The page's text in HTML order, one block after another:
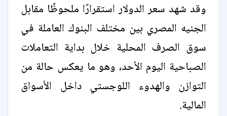
وقد شهد سعر الدولار استقرارًا ملحوظًا مقابل
الجنيه المصري بين مختلف البنوك العاملة في
سوق الصرف المحلية خلال بداية التعاملات
الصباحية اليوم الأحد، وهو ما يعكس حالة من
التوازن والهدوء اللوجستي داخل الأسواق
المالية.